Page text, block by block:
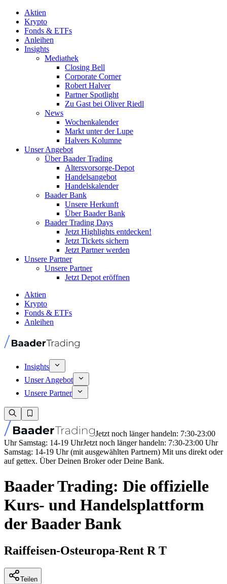
Aktien
Krypto
Fonds & ETFs
Anleihen
Insights
Mediathek
Closing Bell
Corporate Corner
Robert Halver
Partner Spotlight
Zu Gast bei Oliver Riedl
News
Wochenkalender
Markt unter der Lupe
Halvers Kolumne
Unser Angebot
Über Baader Trading
Altersvorsorge-Depot
Handelsangebot
Handelskalender
Baader Bank
Unsere Herkunft
Über Baader Bank
Baader Trading Days
Jetzt Highlights entdecken!
Jetzt Tickets sichern
Jetzt Partner werden
Unsere Partner
Unsere Partner
Jetzt Depot eröffnen
Aktien
Krypto
Fonds & ETFs
Anleihen
Insights
Unser Angebot
Unsere Partner
Jetzt noch länger handeln: 7:30-23:00
Uhr Samstag: 14-19 UhrJetzt noch länger handeln: 7:30-23:00 Uhr
Samstag: 14-19 Uhr (mit ausgewählten Partnern) Mit uns direkt oder
auf gettex. Über Deinen Broker oder Deine Bank.
Baader Trading: Die offizielle
Kurs- und Handelsplattform
der Baader Bank
Raiffeisen-Osteuropa-Rent R T
Teilen